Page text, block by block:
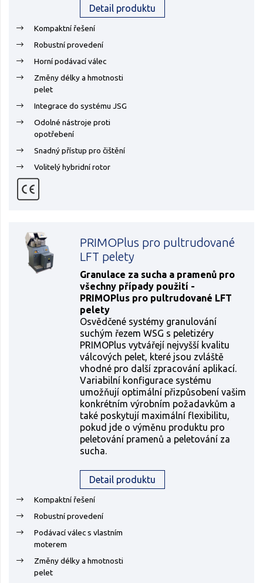
Detail produktu
Kompaktní řešení
Robustní provedení
Horní podávací válec
Změny délky a hmotnosti
pelet
Integrace do systému JSG
Odolné nástroje proti
opotřebení
Snadný přístup pro čištění
Volitelý hybridní rotor
PRIMOPlus pro pultrudované
LFT pelety
Granulace za sucha a pramenů pro
všechny případy použití -
PRIMOPlus pro pultrudované LFT
pelety
Osvědčené systémy granulování
suchým řezem WSG s peletizéry
PRIMOPlus vytvářejí nejvyšší kvalitu
válcových pelet, které jsou zvláště
vhodné pro další zpracování aplikací.
Variabilní konfigurace systému
umožňují optimální přizpůsobení vašim
konkrétním výrobním požadavkům a
také poskytují maximální flexibilitu,
pokud jde o výměnu produktu pro
peletování pramenů a peletování za
sucha.
Detail produktu
Kompaktní řešení
Robustní provedení
Podávací válec s vlastním
moterem
Změny délky a hmotnosti
pelet